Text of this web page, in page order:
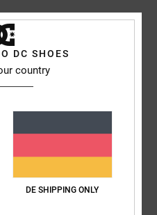
: 5/5 Größe: Perfekte Größe
/5
Verifizierter Kauf
DC SHOES
country
DE SHIPPING ONLY